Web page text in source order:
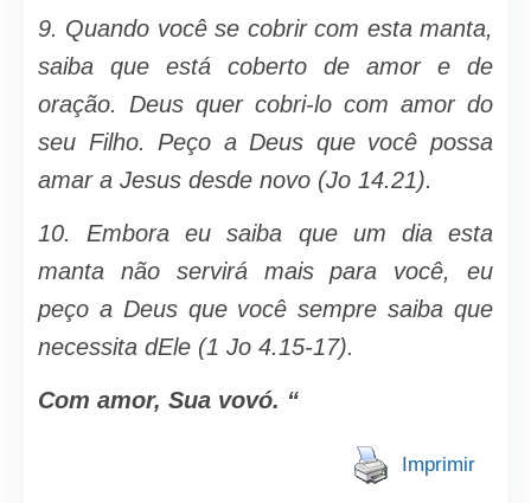
9. Quando você se cobrir com esta manta,
saiba que está coberto de amor e de
oração. Deus quer cobri-lo com amor do
seu Filho. Peço a Deus que você possa
amar a Jesus desde novo (Jo 14.21).
10.
Embora eu saiba que um dia esta
manta não servirá mais para você, eu
peço a Deus que você sempre saiba que
necessita dEle (1 Jo 4.15-17).
Com amor, Sua vovó. “
Imprimir